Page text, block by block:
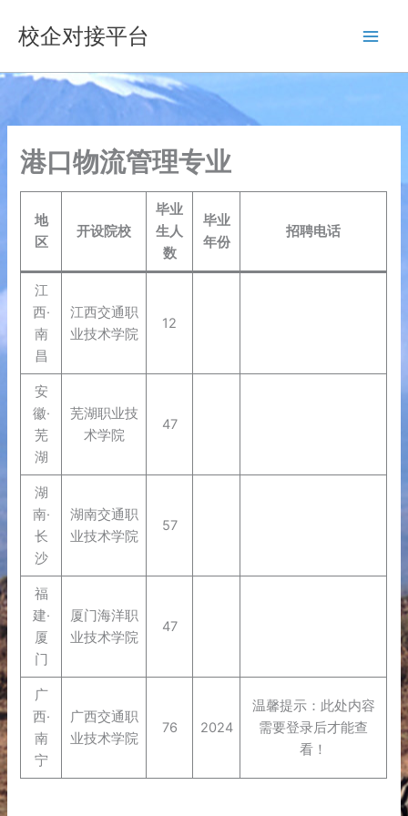
容
校企对接平台
港口物流管理专业
地
区
开设院校
毕业
生人
数
毕业
年份
招聘电话
江
西·
南
昌
江西交通职
业技术学院
12
安
徽·
芜
湖
芜湖职业技
术学院
47
湖
南·
长
沙
湖南交通职
业技术学院
57
福
建·
厦
门
厦门海洋职
业技术学院
47
广
西·
南
宁
广西交通职
业技术学院
76 2024
温馨提示：此处内容
需要登录后才能查
看！